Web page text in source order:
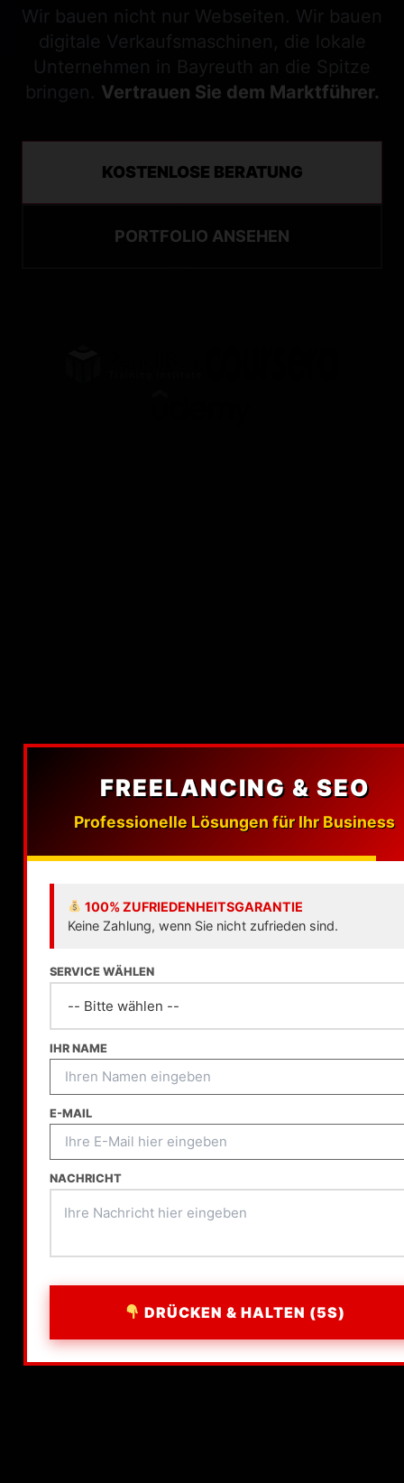
FREELANCING & SEO
Professionelle Lösungen für Ihr Business
100% ZUFRIEDENHEITSGARANTIE
Keine Zahlung, wenn Sie nicht zufrieden sind.
SERVICE WÄHLEN
IHR NAME
E-MAIL
NACHRICHT
DRÜCKEN & HALTEN (5S)
Wir bauen nicht nur Webseiten. Wir bauen
digitale Verkaufsmaschinen, die lokale
Unternehmen in Bayreuth an die Spitze
bringen. Vertrauen Sie dem Marktführer.
KOSTENLOSE BERATUNG
PORTFOLIO ANSEHEN